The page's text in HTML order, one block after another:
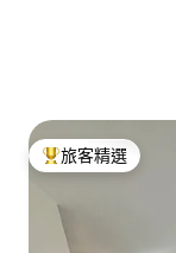
旅客精選榜首
旅客精選